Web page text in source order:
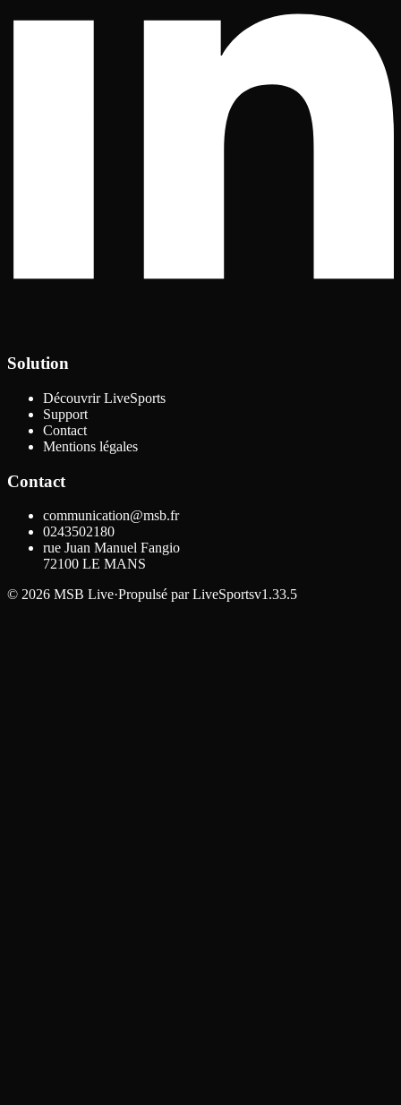
Solution
Découvrir LiveSports
Support
Contact
Mentions légales
Contact
communication@msb.fr
0243502180
rue Juan Manuel Fangio
72100 LE MANS
© 2026 MSB Live·Propulsé par LiveSportsv1.33.5